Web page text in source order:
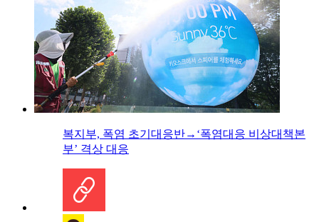
복지부, 폭염 초기대응반→‘폭염대응 비상대책본
부’ 격상 대응